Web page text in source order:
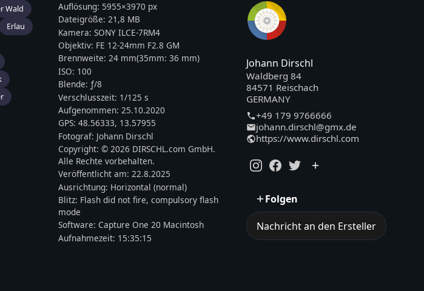
Wald
Erlau
Auflösung: 5955×3970 px
Dateigröße:21,8 MB
Kamera:SONY ILCE-7RM4
Objektiv: FE 12-24mm F2.8 GM
Brennweite:24 mm(35mm:36 mm)
ISO: 100
Blende: ƒ/8
Verschlusszeit: 1/125 s
Aufgenommen:25.10.2020
GPS:48.56333, 13.57955
Fotograf: Johann Dirschl
Copyright:© 2026 DIRSCHL.com GmbH.
Alle Rechte vorbehalten.
Veröffentlicht am:22.8.2025
Ausrichtung: Horizontal (normal)
Blitz: Flash did not fire, compulsory flash
mode
Software:Capture One 20 Macintosh
Aufnahmezeit: 15:35:15
Johann Dirschl
Waldberg 84
84571 Reischach
GERMANY
+49 179 9766666
johann.dirschl@gmx.de
https://www.dirschl.com
Folgen
Nachricht an den Ersteller